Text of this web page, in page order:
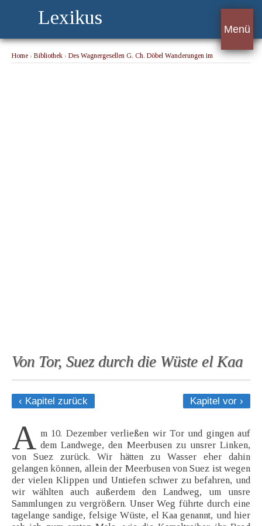
Lexikus
Menü
Home › Bibliothek › Des Wagnergesellen G. Ch. Döbel Wanderungen im
Von Tor, Suez durch die Wüste el Kaa
‹ Kapitel zurück Kapitel vor ›
A m 10. Dezember verließen wir Tor und gingen auf
dem Landwege, den Meerbusen zu unsrer Linken,
von Suez zurück. Wir hätten zu Wasser eher dahin
gelangen können, allein der Meerbusen von Suez ist wegen
der vielen Klippen und Untiefen schwer zu befahren, und
wir wählten auch außerdem den Landweg, um unsre
Sammlungen zu vergrößern. Unser Weg führte durch eine
tagelange sandige, felsige Wüste, el Kaa genannt, und hier